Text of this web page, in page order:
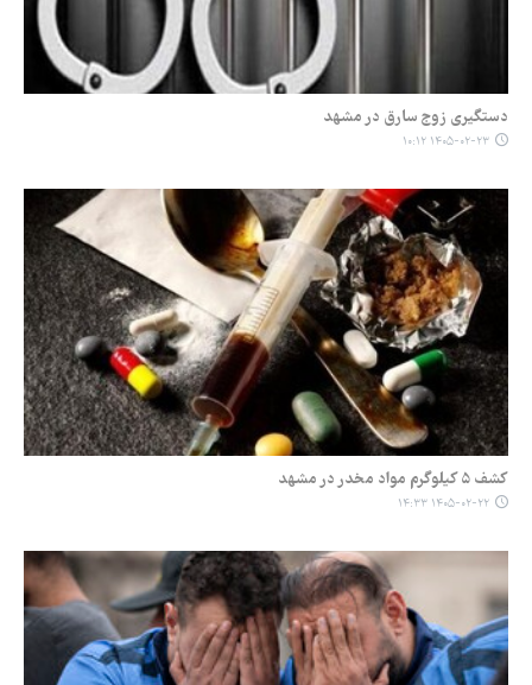
دستگیری زوج سارق در مشهد
۱۴۰۵-۰۲-۲۳ ۱۰:۱۲
کشف ۵ کیلوگرم مواد مخدر در مشهد
۱۴۰۵-۰۲-۲۲ ۱۴:۳۳